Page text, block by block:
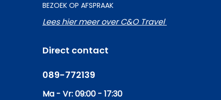
BEZOEK OP AFSPRAAK
Lees hier meer over C&O Travel
Direct contact
089-772139
Ma - Vr: 09:00 - 17:30